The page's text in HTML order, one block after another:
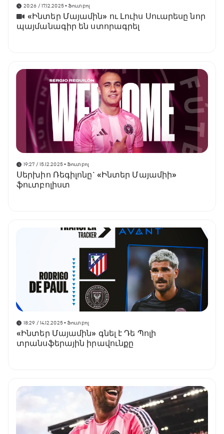
20:26 / 17.12.2025• Ֆուտբոլ
«Ինտեր Մայամին» ու Լուիս Սուարեսը նոր
պայմանագիր են ստորագրել
19:27 / 15.12.2025• Ֆուտբոլ
Սերխիո Ռեգիլոնը` «Ինտեր Մայամիի»
ֆուտբոլիստ
18:29 / 14.12.2025• Ֆուտբոլ
«Ինտեր Մայամին» գնել է Դե Պոլի
տրանսֆերային իրավունքը